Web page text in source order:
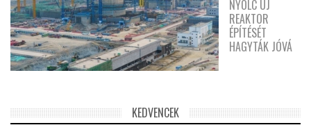
NYOLC ÚJ
REAKTOR
ÉPÍTÉSÉT
HAGYTÁK JÓVÁ
KEDVENCEK